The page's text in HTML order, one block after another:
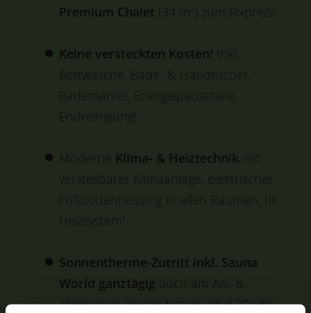
Premium Chalet (34 m²) zum Fixpreis!
Keine versteckten Kosten! Inkl.
Bettwäsche, Bade- & Handtücher,
Bademäntel, Energiepauschale,
Endreinigung!
Moderne Klima- & Heiztechnik mit
verstellbarer Klimaanlage, elektrischer
Fußbodenheizung in allen Räumen, IR-
Heizsystem!
Sonnentherme-Zutritt inkl. Sauna
World ganztägig auch am An- &
Abreisetag, jeweils bereits ab 8.30 Uhr